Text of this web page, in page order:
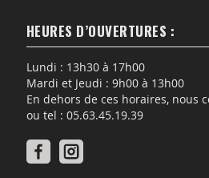
HEURES D’OUVERTURES :
Lundi : 13h30 à 17h00
Mardi et Jeudi : 9h00 à 13h00
En dehors de ces horaires, nous
ou tel : 05.63.45.19.39